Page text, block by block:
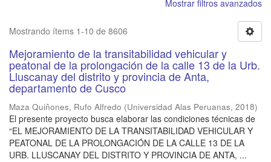
Mostrar filtros avanzados
Mostrando ítems 1-10 de 8606
Mejoramiento de la transitabilidad vehicular y
peatonal de la prolongación de la calle 13 de la Urb.
Lluscanay del distrito y provincia de Anta,
departamento de Cusco
Maza Quiñones, Rufo Alfredo (Universidad Alas Peruanas, 2018)
El presente proyecto busca elaborar las condiciones técnicas de
“EL MEJORAMIENTO DE LA TRANSITABILIDAD VEHICULAR Y
PEATONAL DE LA PROLONGACIÓN DE LA CALLE 13 DE LA
URB. LLUSCANAY DEL DISTRITO Y PROVINCIA DE ANTA, ...